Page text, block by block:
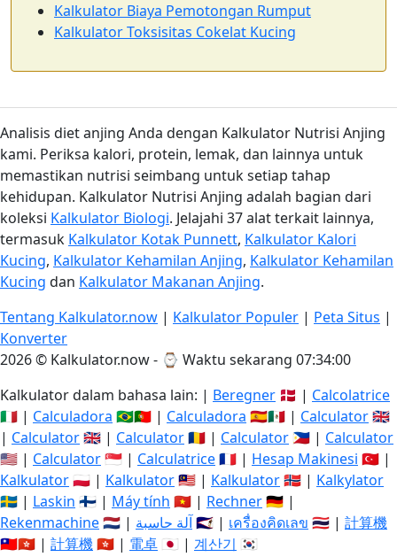
Kalkulator Biaya Pemotongan Rumput
Kalkulator Toksisitas Cokelat Kucing
Analisis diet anjing Anda dengan Kalkulator Nutrisi Anjing
kami. Periksa kalori, protein, lemak, dan lainnya untuk
memastikan nutrisi seimbang untuk setiap tahap
kehidupan. Kalkulator Nutrisi Anjing adalah bagian dari
koleksi Kalkulator Biologi. Jelajahi 37 alat terkait lainnya,
termasuk Kalkulator Kotak Punnett, Kalkulator Kalori
Kucing, Kalkulator Kehamilan Anjing, Kalkulator Kehamilan
Kucing dan Kalkulator Makanan Anjing.
Tentang Kalkulator.now | Kalkulator Populer | Peta Situs |
Konverter
2026 © Kalkulator.now - ⌚ Waktu sekarang 07:34:01
Kalkulator dalam bahasa lain: | Beregner 🇩🇰 | Calcolatrice
🇮🇹 | Calculadora 🇧🇷🇵🇹 | Calculadora 🇪🇸🇲🇽 | Calculator🇬🇧
| Calculator🇬🇧 | Calculator🇷🇴 | Calculator 🇵🇭 | Calculator
🇺🇸 | Calculator🇸🇬 | Calculatrice🇫🇷 | Hesap Makinesi 🇹🇷 |
Kalkulator🇵🇱 | Kalkulator🇲🇾 | Kalkulator🇳🇴 | Kalkylator
🇸🇪 | Laskin 🇫🇮 | Máy tính 🇻🇳 | Rechner🇩🇪 |
Rekenmachine🇳🇱 | آلة حاسبة🇸🇦 | เครื่องคิดเลข 🇹🇭 | 計算機
🇹🇼🇭🇰 | 計算機🇭🇰 | 電卓 🇯🇵 | 계산기 🇰🇷